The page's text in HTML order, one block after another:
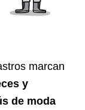
marcan
y
de moda